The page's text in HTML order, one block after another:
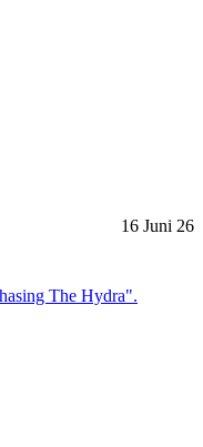
16 Juni 26